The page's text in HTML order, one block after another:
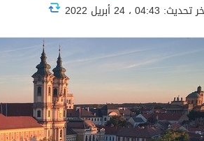
04:43 ، 24 أبريل 2022